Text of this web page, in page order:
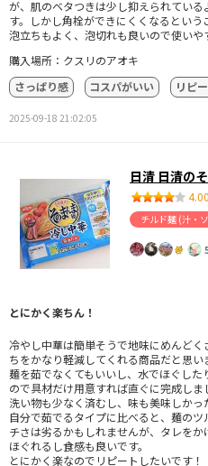
が、肌のベタつきは少し抑えられている
す。しかし角栓ができにくくなるという
泡立ちもよく、泡切れも良いので使いや
購入場所：クスリのアオキ
さっぱり感
コスパがいい リピ
2025-09-18 21:02:05
日清 日清の
4.00
チルド麺 (汁・
とにかく楽ちん！
冷やし中華は簡単そうで地味にめんど
ちをかなり軽減してくれる商品だと思い
麺を茹でなくてもいいし、水でほぐした
ので具材だけ用意すれば直ぐに完成しま
洗い物も少なく済むし、味も美味しかっ
自分で茹でるタイプに比べると、麺のツ
チさは劣るかもしれませんが、タレを
ほぐれるし食感も良いです。
とにかく楽なのでリピートしたいです！